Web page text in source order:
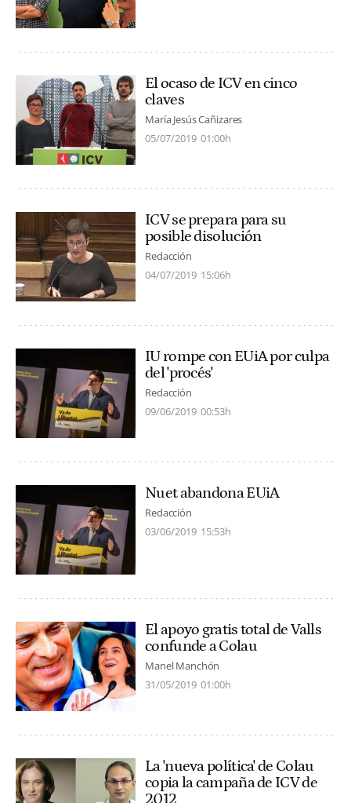
El ocaso de ICV en cinco
claves
María Jesús Cañizares
05/07/2019 01:00h
ICV se prepara para su
posible disolución
Redacción
04/07/2019 15:06h
IU rompe con EUiA por culpa
del 'procés'
Redacción
09/06/2019 00:53h
Nuet abandona EUiA
Redacción
03/06/2019 15:53h
El apoyo gratis total de Valls
confunde a Colau
Manel Manchón
31/05/2019 01:00h
La 'nueva política' de Colau
copia la campaña de ICV de
2012